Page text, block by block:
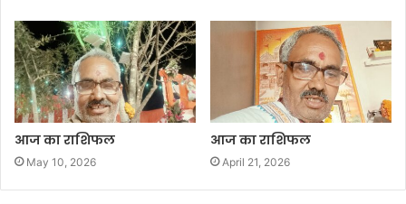
आज का राशिफल
May 10, 2026
आज का राशिफल
April 21, 2026